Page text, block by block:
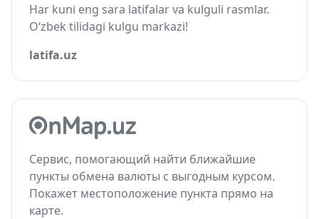
Har kuni eng sara latifalar va kulguli rasmlar.
O‘zbek tilidagi kulgu markazi!
latifa.uz
Сервис, помогающий найти ближайшие
пункты обмена валюты с выгодным курсом.
Покажет местоположение пункта прямо на
карте.